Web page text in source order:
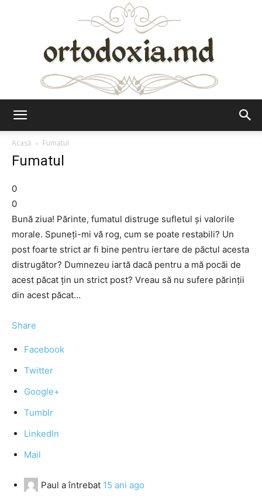
Acasă
Fumatul
Fumatul
0
0
Bună ziua! Părinte, fumatul distruge sufletul şi valorile
morale. Spuneţi-mi vă rog, cum se poate restabili? Un
post foarte strict ar fi bine pentru iertare de păctul acesta
distrugător? Dumnezeu iartă dacă pentru a mă pocăi de
acest păcat ţin un strict post? Vreau să nu sufere părinţii
din acest păcat…
Share
Facebook
Twitter
Google+
Tumblr
LinkedIn
Mail
Paul a întrebat 15 ani ago